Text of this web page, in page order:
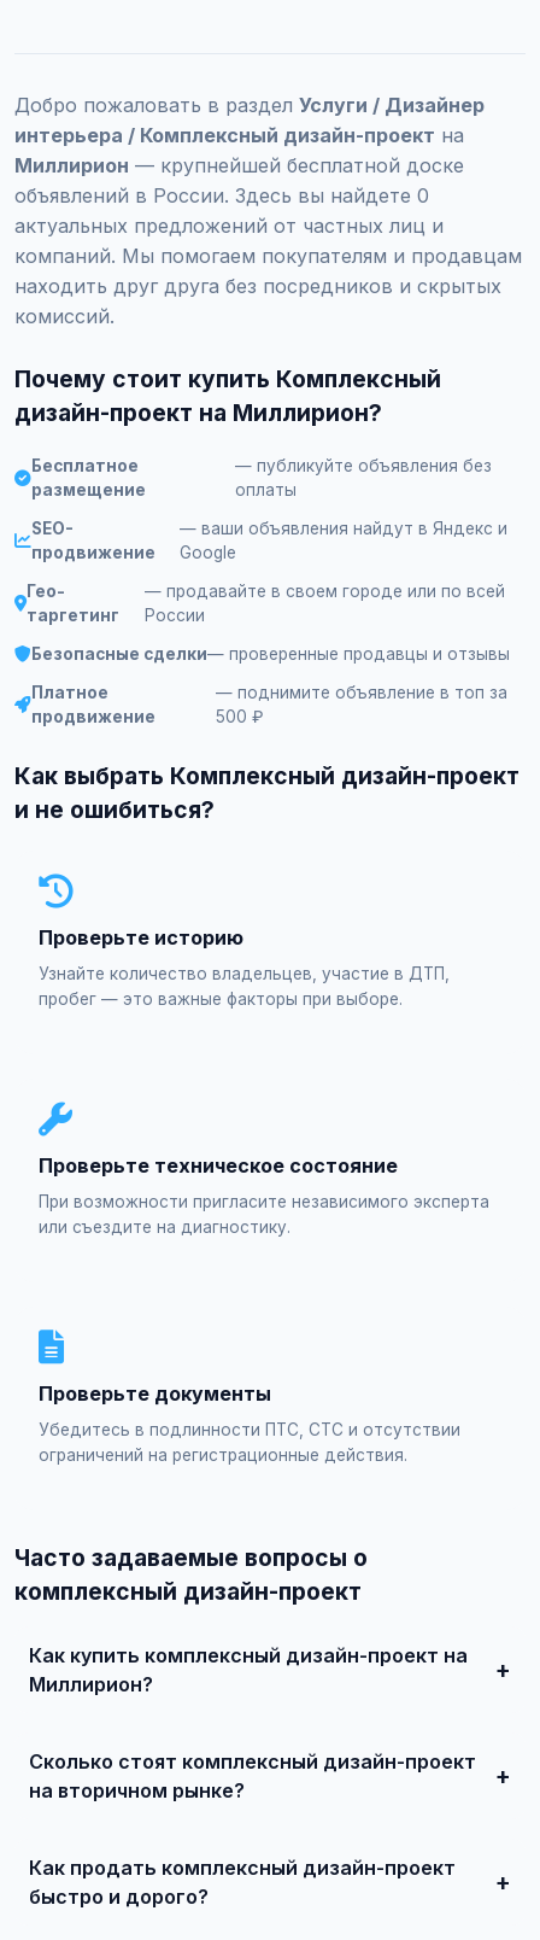
Добро пожаловать в раздел Услуги / Дизайнер
интерьера / Комплексный дизайн-проект на
Миллирион — крупнейшей бесплатной доске
объявлений в России. Здесь вы найдете 0
актуальных предложений от частных лиц и
компаний. Мы помогаем покупателям и продавцам
находить друг друга без посредников и скрытых
комиссий.
Почему стоит купить Комплексный
дизайн-проект на Миллирион?
Бесплатное
размещение
— публикуйте объявления без
оплаты
SEO-
продвижение
— ваши объявления найдут в Яндекс и
Google
Гео-
таргетинг
— продавайте в своем городе или по всей
России
Безопасные сделки— проверенные продавцы и отзывы
Платное
продвижение
— поднимите объявление в топ за
500 ₽
Как выбрать Комплексный дизайн-проект
и не ошибиться?
Проверьте историю
Узнайте количество владельцев, участие в ДТП,
пробег — это важные факторы при выборе.
Проверьте техническое состояние
При возможности пригласите независимого эксперта
или съездите на диагностику.
Проверьте документы
Убедитесь в подлинности ПТС, СТС и отсутствии
ограничений на регистрационные действия.
Часто задаваемые вопросы о
комплексный дизайн-проект
Как купить комплексный дизайн-проект на
Миллирион?
встрече и совершите сделку. Для дорогих автомобилей
рекомендуется провести независимую экспертизу.
Сколько стоят комплексный дизайн-проект
на вторичном рынке?
представлены предложения от 50 000 ₽ до нескольких
миллионов рублей.
Как продать комплексный дизайн-проект
быстро и дорого?